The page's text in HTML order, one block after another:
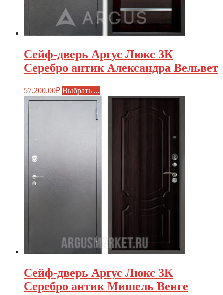
Сейф-дверь Аргус Люкс 3К
Серебро антик Александра Вельвет
57,200.00₽ Выбрать ...
Сейф-дверь Аргус Люкс 3К
Серебро антик Мишель Венге